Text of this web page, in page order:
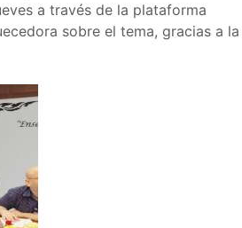
a través de la plataforma
sobre el tema, gracias a la